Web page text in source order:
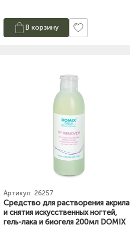
В корзину
Артикул: 26257
Средство для растворения акрила
и снятия искусственных ногтей,
гель-лака и биогеля 200мл DOMIX